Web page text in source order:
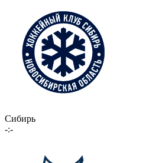
Сибирь
-:-